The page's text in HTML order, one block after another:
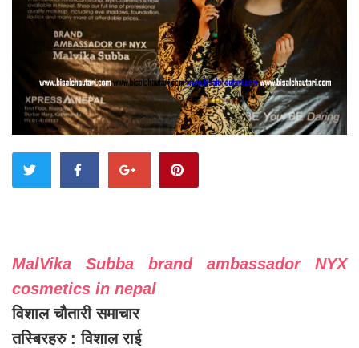
MalVika Subba brand ambassador NYX
cosmetics in nepal
विशाल चौतारी समाचार
तस्बिरहरु : विशाल राई